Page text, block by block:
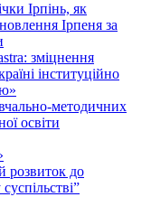
Ірпінь, як
Ірпеня за
зміцнення
інституційно
методичних
освіти
розвиток до